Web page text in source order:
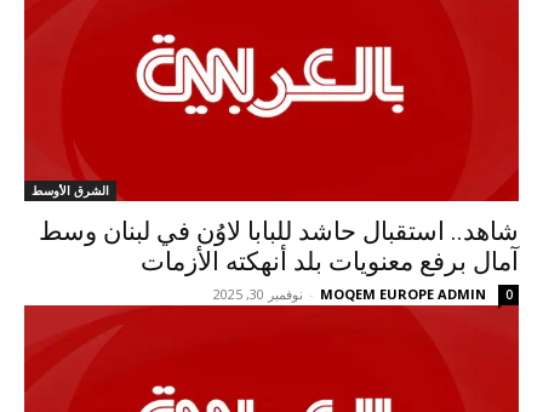
الشرق الأوسط
شاهد.. استقبال حاشد للبابا لاوُن في لبنان وسط
آمال برفع معنويات بلد أنهكته الأزمات
MOQEM EUROPE ADMIN
- نوفمبر 30, 2025 0